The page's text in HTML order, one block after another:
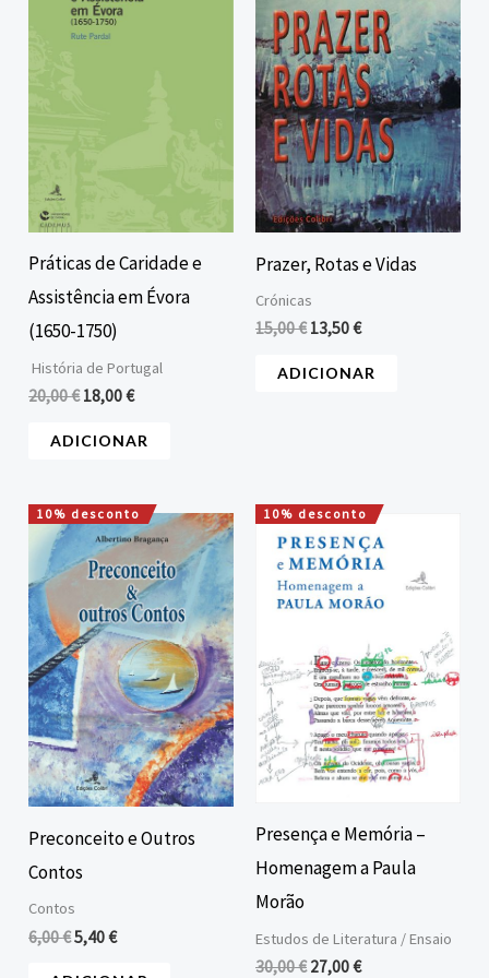
Práticas de Caridade e
Assistência em Évora
(1650-1750)
História de Portugal
20,00€
era:
20,00 €.
18,00€
ADICIONAR
Prazer, Rotas e Vidas
Crónicas
15,00€
era:
15,00 €.
13,50€
é:
13,50 €.
ADICIONAR
10% desconto
Preconceito e Outros
Contos
Contos
6,00€
O
preço
original
era:
6,00 €.
5,40€
O
preço
atual
é:
5,40 €.
10% desconto
Presença e Memória –
Homenagem a Paula
Morão
Estudos de Literatura / Ensaio
30,00€
O
preço
original
era:
30,00 €.
27,00€
O
preço
atual
é:
27,00 €.